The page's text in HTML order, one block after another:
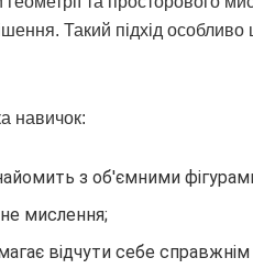
Такий підхід особливо
навичок:
з об'ємними
мислення;
відчути себе справжнім